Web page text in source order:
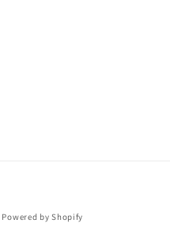
Powered by Shopify